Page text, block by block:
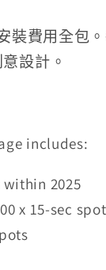
裝費用全包
設計。
includes:
2025
x 15-sec